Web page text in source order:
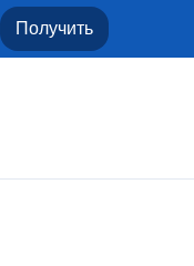
Получить